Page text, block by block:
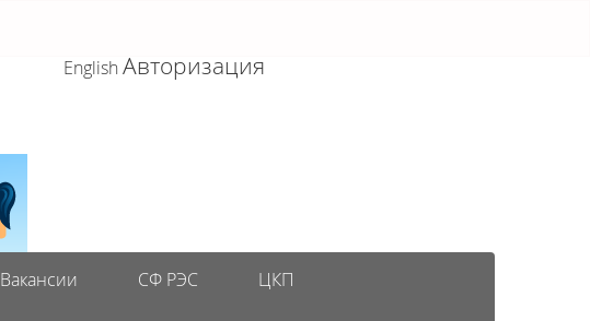
English Авторизация
Вакансии СФ РЭС ЦКП